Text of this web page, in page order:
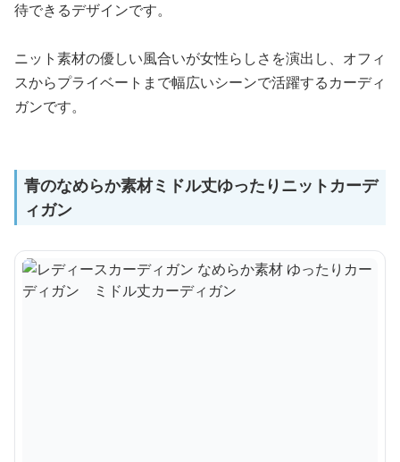
待できるデザインです。
ニット素材の優しい風合いが女性らしさを演出し、オフィ
スからプライベートまで幅広いシーンで活躍するカーディ
ガンです。
青のなめらか素材ミドル丈ゆったりニットカーデ
ィガン